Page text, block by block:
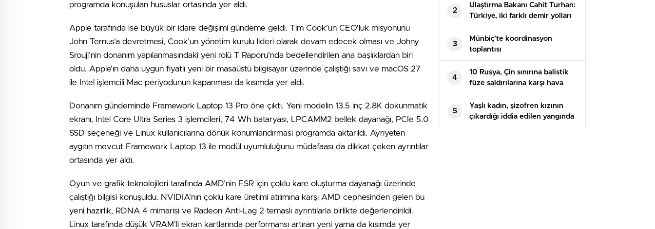
programda konuşulan hususlar ortasında yer aldı.
Apple tarafında ise büyük bir idare değişimi gündeme geldi. Tim Cook’un CEO’luk misyonunu
John Ternus’a devretmesi, Cook’un yönetim kurulu lideri olarak devam edecek olması ve Johny
Srouji’nin donanım yapılanmasındaki yeni rolü T Raporu’nda bedellendirilen ana başlıklardan biri
oldu. Apple’ın daha uygun fiyatlı yeni bir masaüstü bilgisayar üzerinde çalıştığı savı ve macOS 27
ile Intel işlemcili Mac periyodunun kapanması da kısımda yer aldı.
Donanım gündeminde Framework Laptop 13 Pro öne çıktı. Yeni modelin 13.5 inç 2.8K dokunmatik
ekranı, Intel Core Ultra Series 3 işlemcileri, 74 Wh bataryası, LPCAMM2 bellek dayanağı, PCIe 5.0
SSD seçeneği ve Linux kullanıcılarına dönük konumlandırması programda aktarıldı. Ayrıyeten
aygıtın mevcut Framework Laptop 13 ile modül uyumluluğunu müdafaası da dikkat çeken ayrıntılar
ortasında yer aldı.
Oyun ve grafik teknolojileri tarafında AMD’nin FSR için çoklu kare oluşturma dayanağı üzerinde
çalıştığı bilgisi konuşuldu. NVIDIA’nın çoklu kare üretimi atılımına karşı AMD cephesinden gelen bu
yeni hazırlık, RDNA 4 mimarisi ve Radeon Anti-Lag 2 temaslı ayrıntılarla birlikte değerlendirildi.
Linux tarafında düşük VRAM’li ekran kartlarında performansı artıran yeni yama da kısımda yer
2
Ulaştırma Bakanı Cahit Turhan:
Türkiye, iki farklı demir yolları
İle AB’ye bağlanacağını açıkladı
3
Münbiç’te koordinasyon
toplantısı
4
10 Rusya, Çin sınırına balistik
füze saldırılarına karşı hava
savunma sistemleri kurdu
5
Yaşlı kadın, şizofren kızının
çıkardığı iddia edilen yangında
öldü